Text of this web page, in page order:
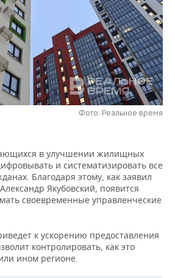
Фото: Реальное время
в улучшении жилищных
и систематизировать все
Благодаря этому, как заявил
Якубовский, появится
своевременные управленческие
к ускорению предоставления
контролировать, как это
ином регионе.